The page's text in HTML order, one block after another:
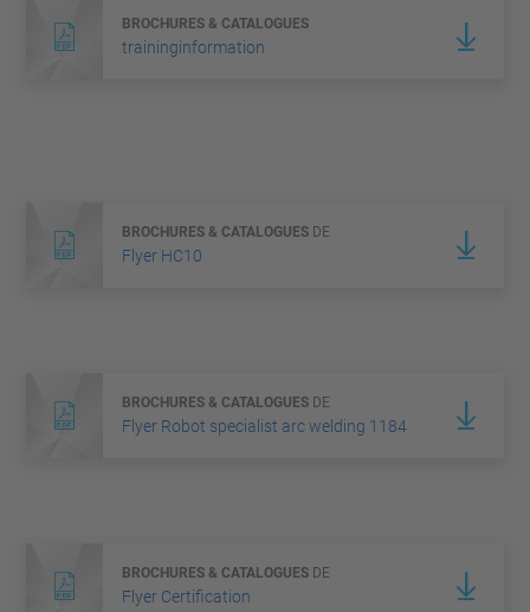
BROCHURES & CATALOGUES
traininginformation
BROCHURES & CATALOGUES DE
Flyer HC10
BROCHURES & CATALOGUES DE
Flyer Robot specialist arc welding 1184
BROCHURES & CATALOGUES DE
Flyer Certification